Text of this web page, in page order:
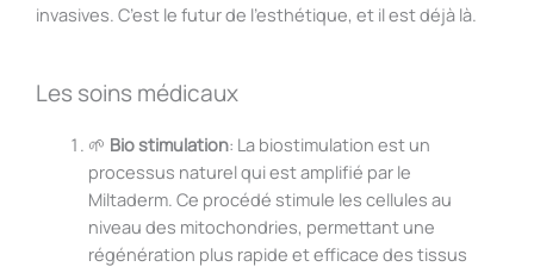
invasives. C’est le futur de l’esthétique, et il est déjà là.
Les soins médicaux
🌱 Bio stimulation: La biostimulation est un
processus naturel qui est amplifié par le
Miltaderm. Ce procédé stimule les cellules au
niveau des mitochondries, permettant une
régénération plus rapide et efficace des tissus